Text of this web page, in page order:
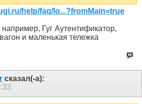
help/faq/lo...?fromMain=true
Гуг Аутентификатор,
и маленькая тележка
сказал(-а):